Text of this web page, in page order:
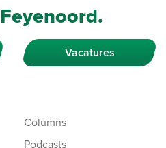
Feyenoord.
Vacatures
Columns
Podcasts